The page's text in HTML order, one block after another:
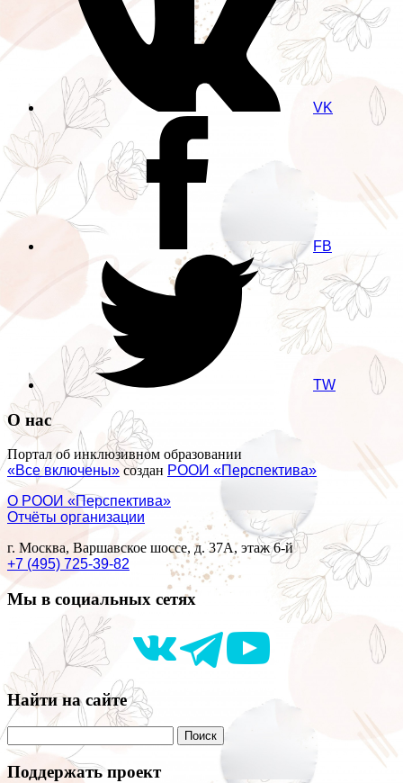
VK
FB
TW
О нас
Портал об инклюзивном образовании
«Все включены»создан РООИ «Перспектива»
О РООИ «Перспектива»
Отчёты организации
г. Москва, Варшавское шоссе, д. 37А, этаж 6-й
+7 (495) 725-39-82
Мы в социальных сетях
Найти на сайте
Поддержать проект